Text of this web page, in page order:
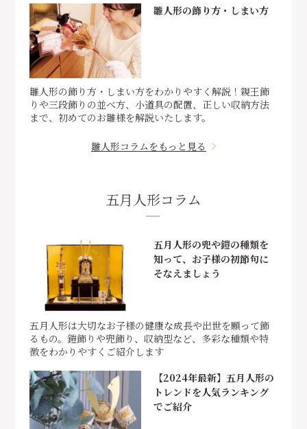
雛人形の飾り方・しまい方
雛人形の飾り方・しまい方をわかりやすく解説！親王飾
りや三段飾りの並べ方、小道具の配置、正しい収納方法
まで、初めてのお雛様を解説いたします。
雛人形コラムをもっと見る
五月人形コラム
五月人形の兜や鎧の種類を
知って、お子様の初節句に
そなえましょう
五月人形は大切なお子様の健康な成長や出世を願って飾
るもの。鎧飾りや兜飾り、収納型など、多彩な種類や特
徴をわかりやすくご紹介します
【2024年最新】五月人形の
トレンドを人気ランキング
でご紹介